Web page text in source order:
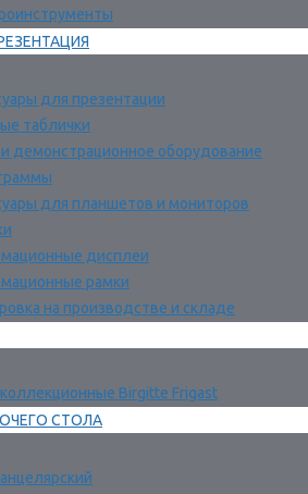
для презентации
таблички
демонстрационное оборудование
для планшетов и мониторов
дисплеи
рамки
на производстве и складе
Birgitte Frigast
СТОЛА